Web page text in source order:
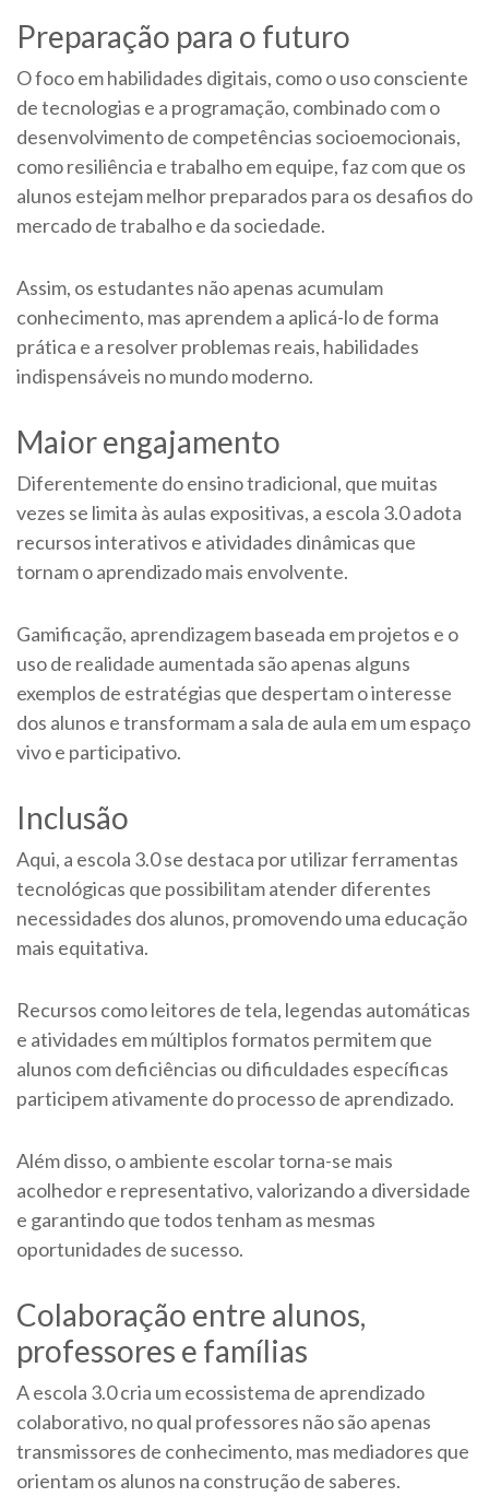
Preparação para o futuro
O foco em habilidades digitais, como o uso consciente
de tecnologias e a programação, combinado com o
desenvolvimento de competências socioemocionais,
como resiliência e trabalho em equipe, faz com que os
alunos estejam melhor preparados para os desafios do
mercado de trabalho e da sociedade.
Assim, os estudantes não apenas acumulam
conhecimento, mas aprendem a aplicá-lo de forma
prática e a resolver problemas reais, habilidades
indispensáveis no mundo moderno.
Maior engajamento
Diferentemente do ensino tradicional, que muitas
vezes se limita às aulas expositivas, a escola 3.0 adota
recursos interativos e atividades dinâmicas que
tornam o aprendizado mais envolvente.
Gamificação, aprendizagem baseada em projetos e o
uso de realidade aumentada são apenas alguns
exemplos de estratégias que despertam o interesse
dos alunos e transformam a sala de aula em um espaço
vivo e participativo.
Inclusão
Aqui, a escola 3.0 se destaca por utilizar ferramentas
tecnológicas que possibilitam atender diferentes
necessidades dos alunos, promovendo uma educação
mais equitativa.
Recursos como leitores de tela, legendas automáticas
e atividades em múltiplos formatos permitem que
alunos com deficiências ou dificuldades específicas
participem ativamente do processo de aprendizado.
Além disso, o ambiente escolar torna-se mais
acolhedor e representativo, valorizando a diversidade
e garantindo que todos tenham as mesmas
oportunidades de sucesso.
Colaboração entre alunos,
professores e famílias
A escola 3.0 cria um ecossistema de aprendizado
colaborativo, no qual professores não são apenas
transmissores de conhecimento, mas mediadores que
orientam os alunos na construção de saberes.